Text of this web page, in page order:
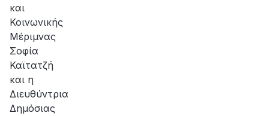
και
Κοινωνικής
Μέριμνας
Σοφία
Καϊτατζή
και η
Διευθύντρια
Δημόσιας